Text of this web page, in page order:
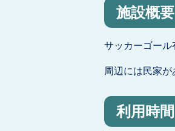
施設概要
サッカーゴール
周辺には民家
利用時間